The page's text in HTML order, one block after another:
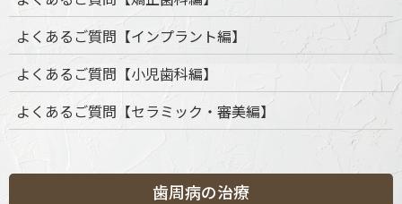
よくあるご質問【インプラント編】
よくあるご質問【小児歯科編】
よくあるご質問【セラミック・審美編】
歯周病の治療